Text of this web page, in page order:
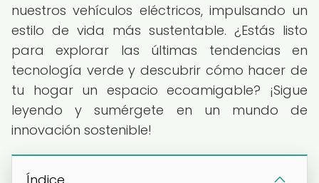
nuestros vehículos eléctricos, impulsando un
estilo de vida más sustentable. ¿Estás listo
para explorar las últimas tendencias en
tecnología verde y descubrir cómo hacer de
tu hogar un espacio ecoamigable? ¡Sigue
leyendo y sumérgete en un mundo de
innovación sostenible!